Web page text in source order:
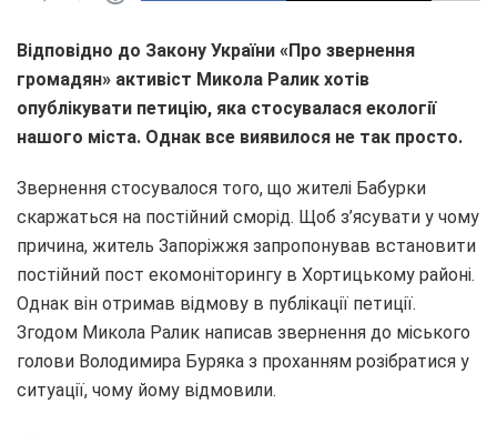
Відповідно до Закону України «Про звернення
громадян» активіст Микола Ралик хотів
опублікувати петицію, яка стосувалася екології
нашого міста. Однак все виявилося не так просто.
Звернення стосувалося того, що жителі Бабурки
скаржаться на постійний сморід. Щоб з’ясувати у чому
причина, житель Запоріжжя запропонував встановити
постійний пост екомоніторингу в Хортицькому районі.
Однак він отримав відмову в публікації петиції.
Згодом Микола Ралик написав звернення до міського
голови Володимира Буряка з проханням розібратися у
ситуації, чому йому відмовили.